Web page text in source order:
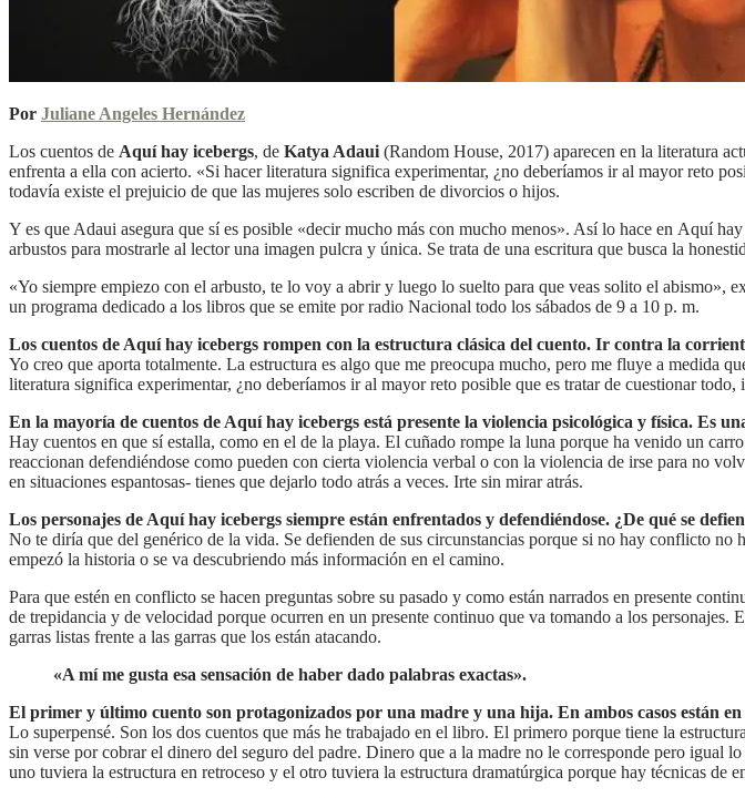
Por Juliane Angeles Hernández
Los cuentos de Aquí hay icebergs, de Katya Adaui (Random House, 2017) aparecen en la literatura
enfrenta a ella con acierto. «Si hacer literatura significa experimentar, ¿no deberíamos ir al mayor reto
todavía existe el prejuicio de que las mujeres solo escriben de divorcios o hijos.
Y es que Adaui asegura que sí es posible «decir mucho más con mucho menos». Así lo hace en Aquí
arbustos para mostrarle al lector una imagen pulcra y única. Se trata de una escritura que busca la
«Yo siempre empiezo con el arbusto, te lo voy a abrir y luego lo suelto para que veas solito el
un programa dedicado a los libros que se emite por radio Nacional todo los sábados de 9 a 10 p. m.
Los cuentos de Aquí hay icebergs rompen con la estructura clásica del cuento. Ir contra la
Yo creo que aporta totalmente. La estructura es algo que me preocupa mucho, pero me fluye a medida
literatura significa experimentar, ¿no deberíamos ir al mayor reto posible que es tratar de cuestionar todo,
En la mayoría de cuentos de Aquí hay icebergs está presente la violencia psicológica y física. Es
Hay cuentos en que sí estalla, como en el de la playa. El cuñado rompe la luna porque ha venido un
reaccionan defendiéndose como pueden con cierta violencia verbal o con la violencia de irse para no
en situaciones espantosas- tienes que dejarlo todo atrás a veces. Irte sin mirar atrás.
Los personajes de Aquí hay icebergs siempre están enfrentados y defendiéndose. ¿De qué se
No te diría que del genérico de la vida. Se defienden de sus circunstancias porque si no hay conflicto
empezó la historia o se va descubriendo más información en el camino.
Para que estén en conflicto se hacen preguntas sobre su pasado y como están narrados en presente
de trepidancia y de velocidad porque ocurren en un presente continuo que va tomando a los
garras listas frente a las garras que los están atacando.
«A mí me gusta esa sensación de haber dado palabras exactas».
El primer y último cuento son protagonizados por una madre y una hija. En ambos casos están
Lo superpensé. Son los dos cuentos que más he trabajado en el libro. El primero porque tiene la
sin verse por cobrar el dinero del seguro del padre. Dinero que a la madre no le corresponde pero igual
uno tuviera la estructura en retroceso y el otro tuviera la estructura dramatúrgica porque hay técnicas de